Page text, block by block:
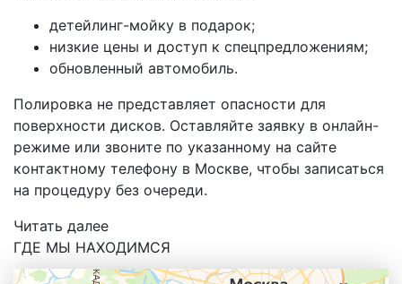
детейлинг-мойку в подарок;
низкие цены и доступ к спецпредложениям;
обновленный автомобиль.
Полировка не представляет опасности для
поверхности дисков. Оставляйте заявку в онлайн-
режиме или звоните по указанному на сайте
контактному телефону в Москве, чтобы записаться
на процедуру без очереди.
Читать далее
ГДЕ МЫ НАХОДИМСЯ